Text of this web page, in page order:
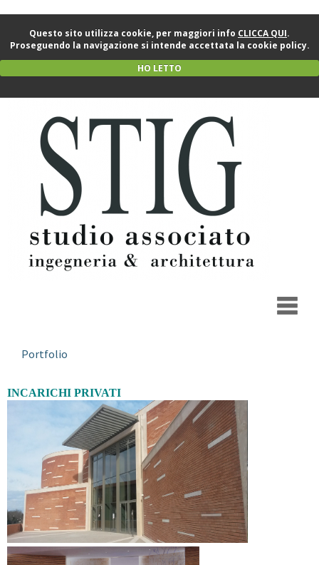
Questo sito utilizza cookie, per maggiori info CLICCA QUI.
Proseguendo la navigazione si intende accettata la cookie policy.
HO LETTO
Portfolio
INCARICHI PRIVATI